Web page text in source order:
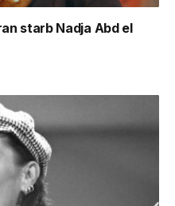
starb Nadja Abd el